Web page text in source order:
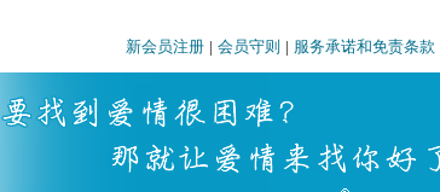
新会员注册 | 会员守则 | 服务承诺和免责条款